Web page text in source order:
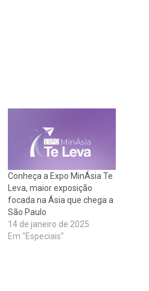
Conheça a Expo MinÁsia Te
Leva, maior exposição
focada na Ásia que chega a
São Paulo
14 de janeiro de 2025
Em "Especiais"